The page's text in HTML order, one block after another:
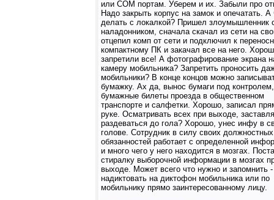
или COM портам. Уберем и их. Забыли про
Надо закрыть корпус на замок и опечатать. А
делать с локалкой? Пришел злоумышленник
наладонником, сначала скачал из сети на
отцепил комп от сети и подключил к
компактному ПК и закачал все на него.
запретили все! А фотографирование экрана
камеру мобильника? Запретить проносить
мобильники? В конце концов можно
бумажку. Ах да, вынос бумаги под
бумажные билеты проезда в общественном
транспорте и салфетки. Хорошо, записал
руке. Осматривать всех при выходе,
раздеваться до гола? Хорошо, унес инфу в
голове. Сотрудник в силу своих должностных
обязанностей работает с определенной
и много чего у него находится в мозгах.
стиралку выборочной информации в мозгах
выходе. Может всего что нужно и запомнить
надиктовать на диктофон мобильника или по
мобильнику прямо заинтересованному лицу.